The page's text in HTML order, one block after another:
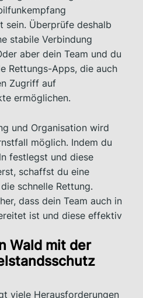
sein. Überprüfe deshalb
stabile Verbindung
aber dein Team und du
Rettungs-Apps, die auch
Zugriff auf
ermöglichen.
und Organisation wird
möglich. Indem du
festlegst und diese
schaffst du eine
schnelle Rettung.
dass dein Team auch in
ist und diese effektiv
Wald mit der
viele Herausforderungen